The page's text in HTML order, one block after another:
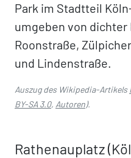
Park im Stadtteil
umgeben von dichter
Roonstraße,
und Lindenstraße.
Auszug des Wikipedia-Artikels
BY-SA 3.0, Autoren).
Rathenauplatz